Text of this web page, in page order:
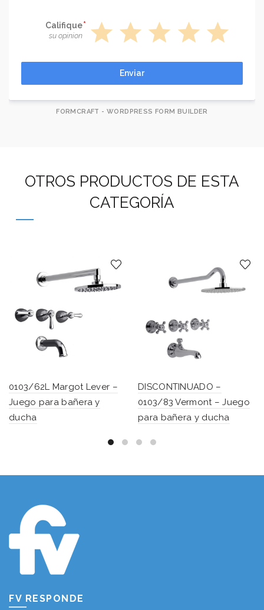
Califique
su opinion star star star star star
Enviar
FORMCRAFT - WORDPRESS FORM BUILDER
OTROS PRODUCTOS DE ESTA
CATEGORÍA
0103/62L Margot Lever –
Juego para bañera y
ducha
DISCONTINUADO –
0103/83 Vermont – Juego
para bañera y ducha
FV RESPONDE